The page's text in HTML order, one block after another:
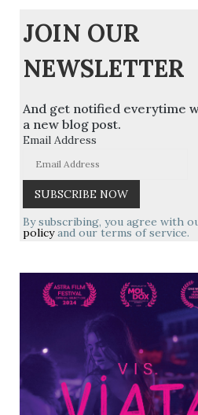
JOIN OUR
NEWSLETTER
And get notified everytime
a new blog post.
Email Address
By subscribing, you agree with
policyand our terms of service.